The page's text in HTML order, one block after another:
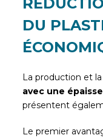
DU
La production et
avec une
présentent
Le premier